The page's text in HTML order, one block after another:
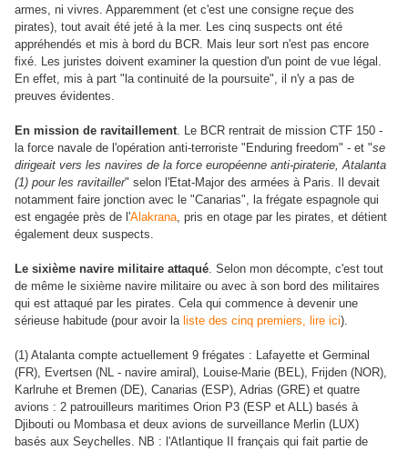
armes, ni vivres. Apparemment (et c'est une consigne reçue des
pirates), tout avait été jeté à la mer. Les cinq suspects ont été
appréhendés et mis à bord du BCR. Mais leur sort n'est pas encore
fixé. Les juristes doivent examiner la question d'un point de vue légal.
En effet, mis à part "la continuité de la poursuite", il n'y a pas de
preuves évidentes.
En mission de ravitaillement. Le BCR rentrait de mission CTF 150 -
la force navale de l'opération anti-terroriste "Enduring freedom" - et "se
dirigeait vers les navires de la force européenne anti-piraterie, Atalanta
(1) pour les ravitailler" selon l'Etat-Major des armées à Paris. Il devait
notamment faire jonction avec le "Canarias", la frégate espagnole qui
est engagée près de l'Alakrana, pris en otage par les pirates, et détient
également deux suspects.
Le sixième navire militaire attaqué. Selon mon décompte, c'est tout
de même le sixième navire militaire ou avec à son bord des militaires
qui est attaqué par les pirates. Cela qui commence à devenir une
sérieuse habitude (pour avoir la liste des cinq premiers, lire ici).
(1) Atalanta compte actuellement 9 frégates : Lafayette et Germinal
(FR), Evertsen (NL - navire amiral), Louise-Marie (BEL), Frijden (NOR),
Karlruhe et Bremen (DE), Canarias (ESP), Adrias (GRE) et quatre
avions : 2 patrouilleurs maritimes Orion P3 (ESP et ALL) basés à
Djibouti ou Mombasa et deux avions de surveillance Merlin (LUX)
basés aux Seychelles. NB : l'Atlantique II français qui fait partie de